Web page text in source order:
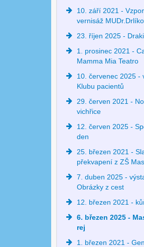
10. září 2021 -
vernisáž
23. říjen 2025 -
1. prosinec 2021 -
Mamma Mia Teatro
10. červenec 2025 -
Klubu pacientů
29. červen 2021 -
vichřice
12. červen 2025 -
den
25. březen 2021 -
překvapení z ZŠ
7. duben 2025 -
Obrázky z cest
12. březen 2021 -
6. březen 2025 -
rej
1. březen 2021 -